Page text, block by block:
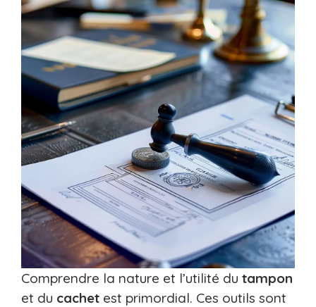
Comprendre la nature et l’utilité du tampon
et du cachet est primordial. Ces outils sont